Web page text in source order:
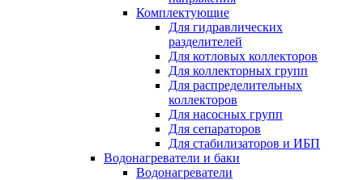
Комплектующие
Для гидравлических
разделителей
Для котловых коллекторов
Для коллекторных групп
Для распределительных
коллекторов
Для насосных групп
Для сепараторов
Для стабилизаторов и ИБП
Водонагреватели и баки
Водонагреватели